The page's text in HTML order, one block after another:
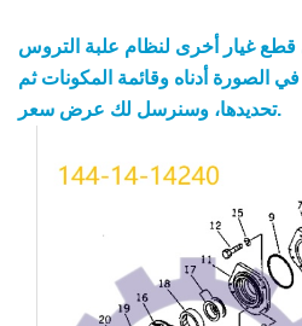
قطع غيار أخرى لنظام علبة التروس
في الصورة أدناه وقائمة المكونات ثم
تحديدها، وسنرسل لك عرض سعر.